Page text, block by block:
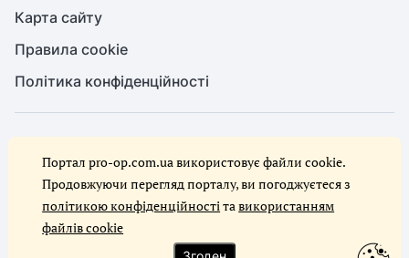
Карта сайту
Правила cookie
Політика конфіденційності
Повне або часткове копіювання будь-яких матеріалів сайту,
цитування, публікація їх анотованих оглядів допускаються лише за
письмового дозволу редакції сайту Служба охорони праці
Ми в соцмережах
Портал pro-op.com.ua використовує файли cookie.
Продовжуючи перегляд порталу, ви погоджуєтеся з
політикою конфіденційностітавикористанням
файлів cookie